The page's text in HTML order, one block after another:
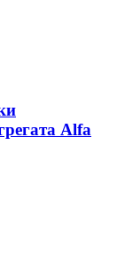
Alfa